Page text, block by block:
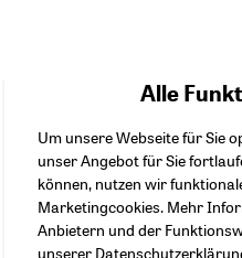
Frühlings wird
Alle
Um unsere Webseite für Sie
unser Angebot für Sie
können, nutzen wir
Marketingcookies. Mehr
Anbietern und der
unserer
Facebook Embed /
Twitter Embed
Instagram Embed
Youtube Embed
Google Maps Embed